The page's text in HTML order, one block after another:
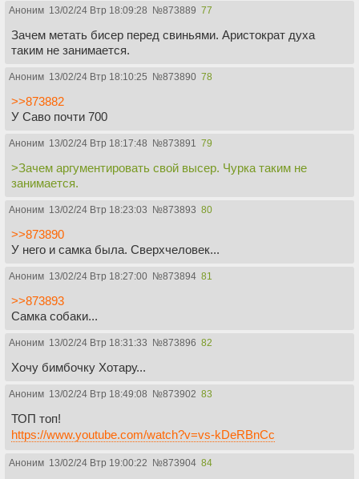
Аноним 13/02/24 Втр 18:09:28 №873889 77
Зачем метать бисер перед свиньями. Аристократ духа
таким не занимается.
Аноним 13/02/24 Втр 18:10:25 №873890 78
>>873882
У Саво почти 700
Аноним 13/02/24 Втр 18:17:48 №873891 79
>Зачем аргументировать свой высер. Чурка таким не
занимается.
Аноним 13/02/24 Втр 18:23:03 №873893 80
>>873890
У него и самка была. Сверхчеловек...
Аноним 13/02/24 Втр 18:27:00 №873894 81
>>873893
Самка собаки...
Аноним 13/02/24 Втр 18:31:33 №873896 82
Хочу бимбочку Хотару...
Аноним 13/02/24 Втр 18:49:08 №873902 83
ТОП топ!
https://www.youtube.com/watch?v=vs-kDeRBnCc
Аноним 13/02/24 Втр 19:00:22 №873904 84